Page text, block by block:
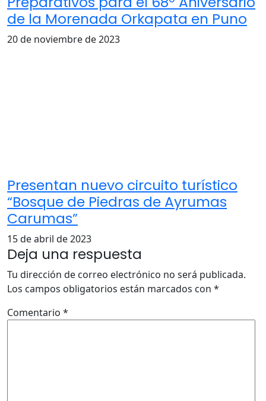
de la Morenada Orkapata en Puno
20 de noviembre de 2023
Presentan nuevo circuito turístico
“Bosque de Piedras de Ayrumas
Carumas”
15 de abril de 2023
Deja una respuesta
Tu dirección de correo electrónico no será publicada.
Los campos obligatorios están marcados con *
Comentario *